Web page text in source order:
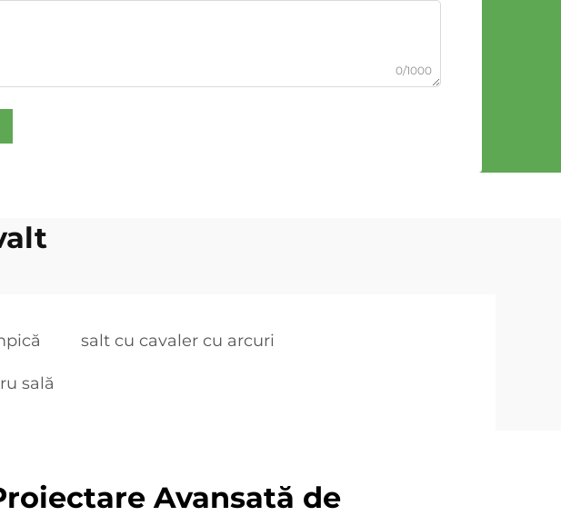
0/1000
salt cu cavaler cu arcuri
sală
Avansată de